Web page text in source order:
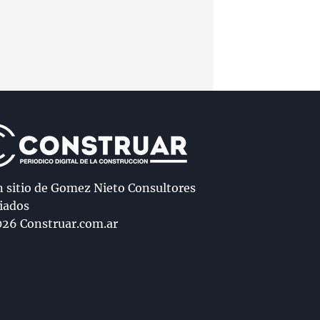
sitio de Gomez Nieto Consultores
Construar.com.ar